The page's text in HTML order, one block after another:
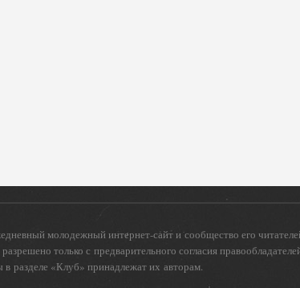
молодежный интернет-сайт и сообщество его
только с предварительного согласия
в разделе «Клуб» принадлежат их авторам.